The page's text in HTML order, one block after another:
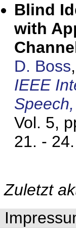
Blind
with
D. Boss,
IEEE
Vol. 5,
21. -
Zuletzt